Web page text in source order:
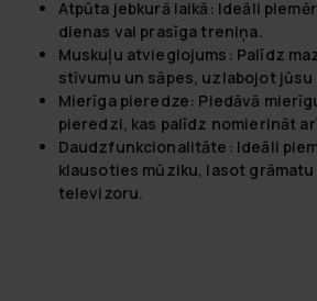
Atpūta jebkurā laikā: Ideāli
dienas vai prasīga treniņa.
Muskuļu atvieglojums: Palīdz
stīvumu un sāpes, uzlabojot
Mierīga pieredze: Piedāvā
pieredzi, kas palīdz nomierināt
Daudzfunkcionalitāte: Ideāli
klausoties mūziku, lasot
televizoru.